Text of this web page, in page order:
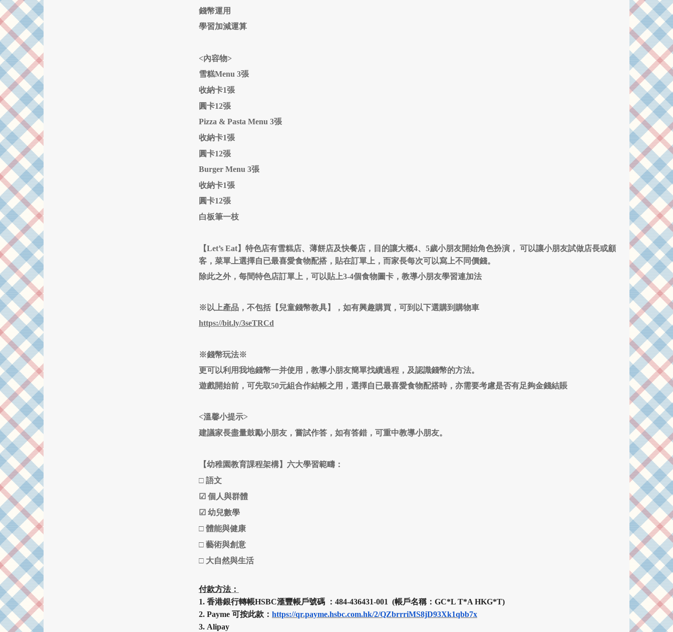
錢幣運用
學習加減運算
<內容物>
雪糕Menu 3張
收納卡1張
圓卡12張
Pizza & Pasta Menu 3張
收納卡1張
圓卡12張
Burger Menu 3張
收納卡1張
圓卡12張
白板筆一枝
【Let’s Eat】特色店有雪糕店、薄餅店及快餐店，目的讓大概4、5歲小朋友開始角色扮演， 可以讓小朋友試做店長或顧
客，菜單上選擇自已最喜愛食物配搭，貼在訂單上，而家長每次可以寫上不同價錢。
除此之外，每間特色店訂單上，可以貼上3-4個食物圖卡，教導小朋友學習連加法
※以上產品，不包括【兒童錢幣教具】，如有興趣購買，可到以下選購到購物車
https://bit.ly/3seTRCd
※錢幣玩法※
更可以利用我地錢幣一并使用，教導小朋友簡單找續過程，及認識錢幣的方法。
遊戲開始前，可先取50元組合作結帳之用，選擇自已最喜愛食物配搭時，亦需要考慮是否有足夠金錢結賬
<溫馨小提示>
建議家長盡量鼓勵小朋友，嘗試作答，如有答錯，可重中教導小朋友。
【幼稚園教育課程架構】六大學習範疇：
□ 語文
☑ 個人與群體
☑ 幼兒數學
□ 體能與健康
□ 藝術與創意
□ 大自然與生活
付款方法：
1. 香港銀行轉帳HSBC滙豐帳戶號碼 ：484-436431-001 (帳戶名稱：GC*L T*A HKG*T)
2. Payme 可按此款： https://qr.payme.hsbc.com.hk/2/QZbrrriMS8jD93Xk1qbb7x
3. Alipay